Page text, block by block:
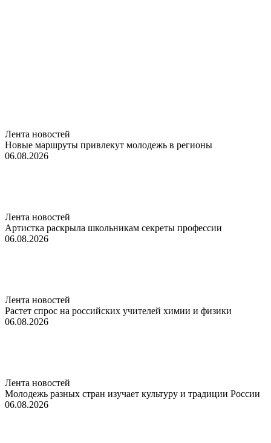
Лента новостей
Новые маршруты привлекут молодежь в регионы
06.08.2026
Лента новостей
Артистка раскрыла школьникам секреты профессии
06.08.2026
Лента новостей
Растет спрос на российских учителей химии и физики
06.08.2026
Лента новостей
Молодежь разных стран изучает культуру и традиции России
06.08.2026